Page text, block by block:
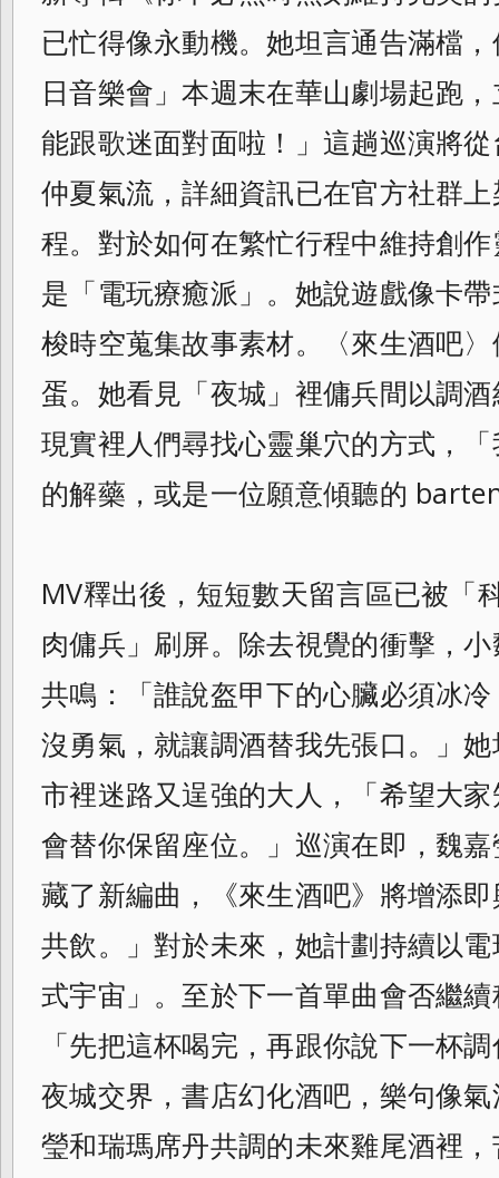
已忙得像永動機。她坦言通告滿檔
日音樂會」本週末在華山劇場起跑
能跟歌迷面對面啦！」這趟巡演將
仲夏氣流，詳細資訊已在官方社群
程。對於如何在繁忙行程中維持創
是「電玩療癒派」。她說遊戲像卡
梭時空蒐集故事素材。〈來生酒吧
蛋。她看見「夜城」裡傭兵間以調
現實裡人們尋找心靈巢穴的方式，
的解藥，或是一位願意傾聽的
MV釋出後，短短數天留言區已被「
肉傭兵」刷屏。除去視覺的衝擊，
共鳴：「誰說盔甲下的心臟必須冰
沒勇氣，就讓調酒替我先張口。」
市裡迷路又逞強的大人，「希望大
會替你保留座位。」巡演在即，魏
藏了新編曲，《來生酒吧》將增添
共飲。」對於未來，她計劃持續以
式宇宙」。至於下一首單曲會否繼
「先把這杯喝完，再跟你說下一杯
夜城交界，書店幻化酒吧，樂句像
瑩和瑞瑪席丹共調的未來雞尾酒裡